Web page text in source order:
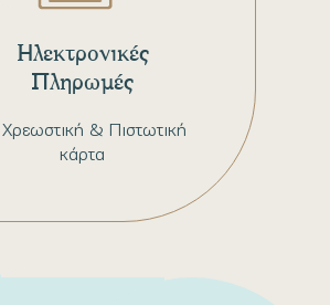
& Πιστωτική
κάρτα
Ηλεκτρονικές
Πληρωμές